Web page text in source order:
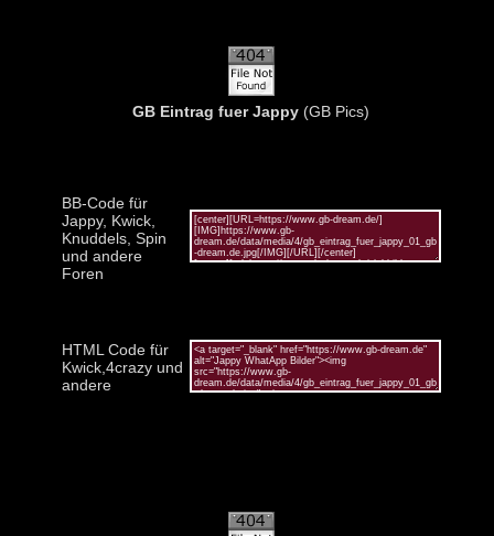
GB Eintrag fuer Jappy (GB Pics)
BB-Code für
Jappy, Kwick,
Knuddels, Spin
und andere
Foren
HTML Code für
Kwick,4crazy und
andere